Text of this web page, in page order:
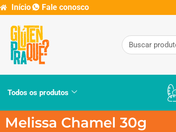
Início Fale conosco
Todos os produtos
Melissa Chamel 30g